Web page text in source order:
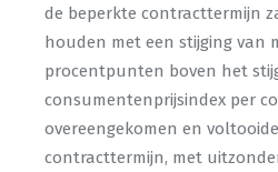
de beperkte contracttermijn
houden met een stijging van
procentpunten boven het
consumentenprijsindex per
overeengekomen en
contracttermijn, met